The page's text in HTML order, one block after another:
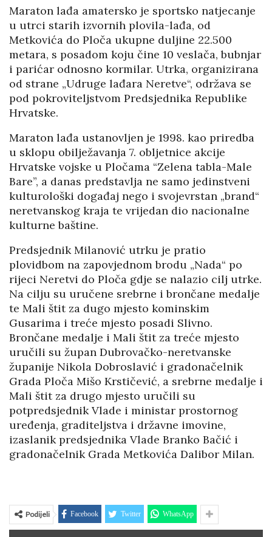
Maraton lađa amatersko je sportsko natjecanje
u utrci starih izvornih plovila-lađa, od
Metkovića do Ploča ukupne duljine 22.500
metara, s posadom koju čine 10 veslača, bubnjar
i parićar odnosno kormilar. Utrka, organizirana
od strane „Udruge lađara Neretve“, održava se
pod pokroviteljstvom Predsjednika Republike
Hrvatske.
Maraton lađa ustanovljen je 1998. kao priredba
u sklopu obilježavanja 7. obljetnice akcije
Hrvatske vojske u Pločama “Zelena tabla-Male
Bare”, a danas predstavlja ne samo jedinstveni
kulturološki događaj nego i svojevrstan „brand“
neretvanskog kraja te vrijedan dio nacionalne
kulturne baštine.
Predsjednik Milanović utrku je pratio
plovidbom na zapovjednom brodu „Nada“ po
rijeci Neretvi do Ploča gdje se nalazio cilj utrke.
Na cilju su uručene srebrne i brončane medalje
te Mali štit za dugo mjesto kominskim
Gusarima i treće mjesto posadi Slivno.
Brončane medalje i Mali štit za treće mjesto
uručili su župan Dubrovačko-neretvanske
županije Nikola Dobroslavić i gradonačelnik
Grada Ploča Mišo Krstičević, a srebrne medalje i
Mali štit za drugo mjesto uručili su
potpredsjednik Vlade i ministar prostornog
uređenja, graditeljstva i državne imovine,
izaslanik predsjednika Vlade Branko Bačić i
gradonačelnik Grada Metkovića Dalibor Milan.
Podijeli Facebook Twitter WhatsApp